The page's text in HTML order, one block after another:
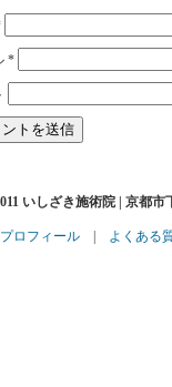
*
いしざき施術院 | 京都
ロフィール
よくある